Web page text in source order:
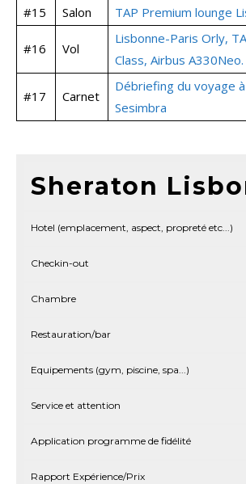
#15 Salon TAP Premium lounge
#16 Vol
Lisbonne-Paris Orly,
Class, Airbus A330Neo.
#17 Carnet
Débriefing du voyage
Sesimbra
Sheraton
Hotel (emplacement, aspect, propreté etc...)
Checkin-out
Chambre
Restauration/bar
Equipements (gym, piscine, spa...)
Service et attention
Application programme de fidélité
Rapport Expérience/Prix